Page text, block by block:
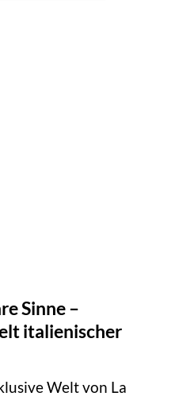
Sinne –
italienischer
Welt von La